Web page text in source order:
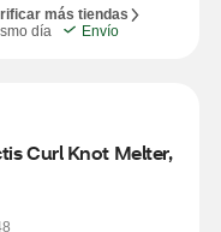
más tiendas
día
Envío
Curl Knot Melter,